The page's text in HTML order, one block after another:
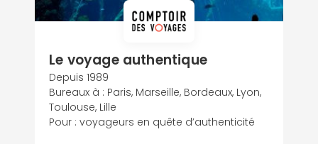
Le voyage authentique
Depuis 1989
Bureaux à : Paris, Marseille, Bordeaux, Lyon,
Toulouse, Lille
Pour : voyageurs en quête d’authenticité